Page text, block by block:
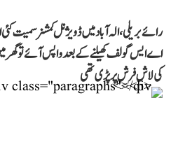
رائے بریلی، الہ آباد میں ڈویژنل کمشنر سمیت
اے ایس گولف کھیلنے کے بعد واپس آئے تو گھر
کی لاش فرش پر پڑی تھی